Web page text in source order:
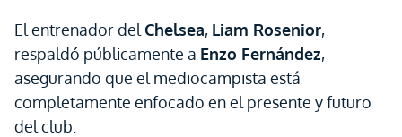
El entrenador del Chelsea, Liam Rosenior,
respaldó públicamente a Enzo Fernández,
asegurando que el mediocampista está
completamente enfocado en el presente y futuro
del club.